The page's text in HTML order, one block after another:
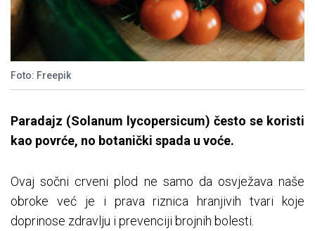
Foto: Freepik
Paradajz (Solanum lycopersicum) često se koristi
kao povrće, no botanički spada u voće.
Ovaj sočni crveni plod ne samo da osvježava naše
obroke već je i prava riznica hranjivih tvari koje
doprinose zdravlju i prevenciji brojnih bolesti.